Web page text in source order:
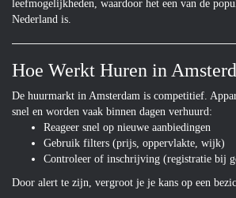
leefmogelijkheden, waardoor het een van de
Nederland is.
Hoe Werkt Huren in
De huurmarkt in Amsterdam is competitief.
snel en worden vaak binnen dagen verhuurd:
Reageer snel op nieuwe aanbiedingen
Gebruik filters (prijs, oppervlakte, wijk)
Controleer of inschrijving (registratie bij
Door alert te zijn, vergroot je je kans op een